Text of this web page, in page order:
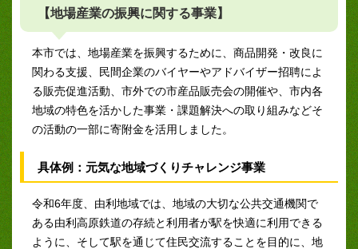
【地場産業の振興に関する事業】
本市では、地場産業を振興するために、商品開発・改良に
関わる支援、民間企業のバイヤーやアドバイザー招聘によ
る販売促進活動、市外での市産品販売会の開催や、市内各
地域の特色を活かした事業・課題解決への取り組みなどそ
の活動の一部に寄附金を活用しました。
具体例：元気な地域づくりチャレンジ事業
令和6年度、由利地域では、地域の大切な公共交通機関で
ある由利高原鉄道の存続と利用者が駅を快適に利用できる
ように、そして駅を通じて住民交流することを目的に、地